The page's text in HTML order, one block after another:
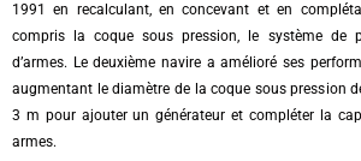
1991 en recalculant, en concevant et en
compris la coque sous pression, le système de
d’armes. Le deuxième navire a amélioré ses
augmentant le diamètre de la coque sous pression
3 m pour ajouter un générateur et compléter la
armes.